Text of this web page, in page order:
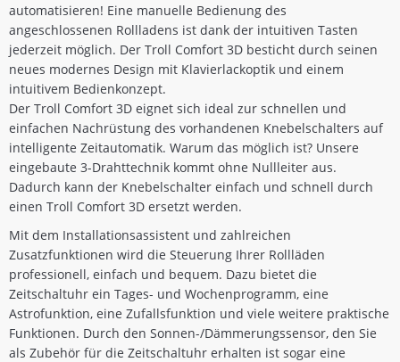
automatisieren! Eine manuelle Bedienung des
angeschlossenen Rollladens ist dank der intuitiven Tasten
jederzeit möglich. Der Troll Comfort 3D besticht durch seinen
neues modernes Design mit Klavierlackoptik und einem
intuitivem Bedienkonzept.
Der Troll Comfort 3D eignet sich ideal zur schnellen und
einfachen Nachrüstung des vorhandenen Knebelschalters auf
intelligente Zeitautomatik. Warum das möglich ist? Unsere
eingebaute 3-Drahttechnik kommt ohne Nullleiter aus.
Dadurch kann der Knebelschalter einfach und schnell durch
einen Troll Comfort 3D ersetzt werden.
Mit dem Installationsassistent und zahlreichen
Zusatzfunktionen wird die Steuerung Ihrer Rollläden
professionell, einfach und bequem. Dazu bietet die
Zeitschaltuhr ein Tages- und Wochenprogramm, eine
Astrofunktion, eine Zufallsfunktion und viele weitere praktische
Funktionen. Durch den Sonnen-/Dämmerungssensor, den Sie
als Zubehör für die Zeitschaltuhr erhalten ist sogar eine